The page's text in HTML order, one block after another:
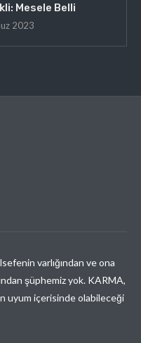
Mesele Belli
2023
varlığından ve ona
şüphemiz yok. KARMA,
uyum içerisinde olabileceği